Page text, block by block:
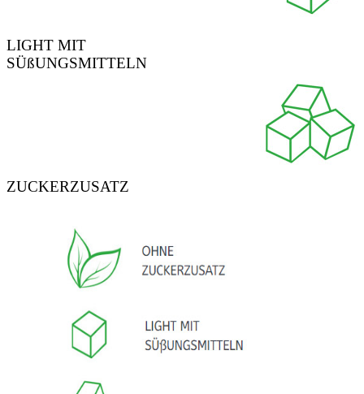
LIGHT MIT
SÜßUNGSMITTELN
ZUCKERZUSATZ